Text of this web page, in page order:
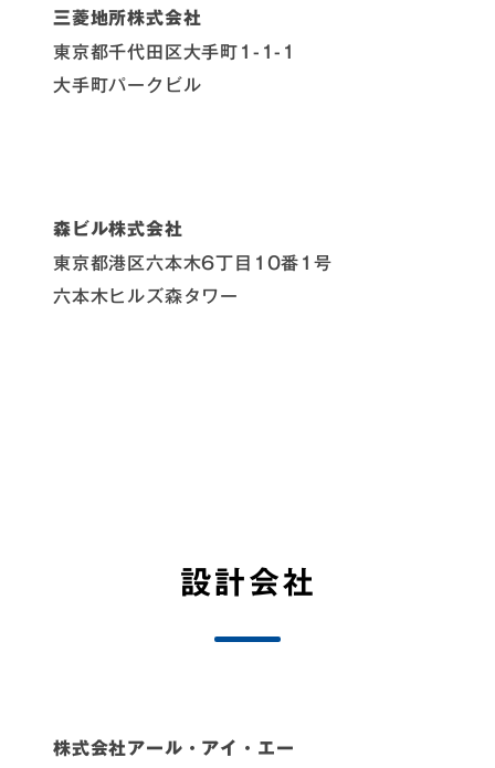
三菱地所株式会社
東京都千代田区大手町1-1-1
大手町パークビル
森ビル株式会社
東京都港区六本木6丁目10番1号
六本木ヒルズ森タワー
設計会社
株式会社アール・アイ・エー